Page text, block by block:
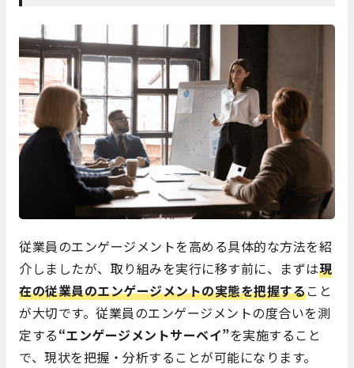
従業員のエンゲージメントを高める具体的な方法を紹
介しましたが、取り組みを実行に移す前に、まずは現
在の従業員のエンゲージメントの実態を把握すること
が大切です。従業員のエンゲージメントの度合いを測
定する“エンゲージメントサーベイ”を実施すること
で、現状を把握・分析することが可能になります。